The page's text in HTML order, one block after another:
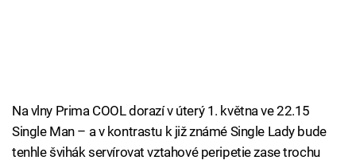
Na vlny Prima COOL dorazí v úterý 1. května ve 22.15
Single Man – a v kontrastu k již známé Single Lady bude
tenhle švihák servírovat vztahové peripetie zase trochu